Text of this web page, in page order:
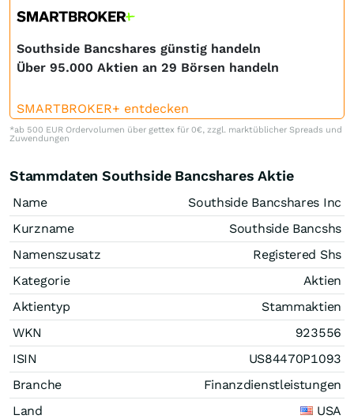
Southside Bancshares günstig handeln
Über 95.000 Aktien an 29 Börsen handeln
SMARTBROKER+ entdecken
*ab 500 EUR Ordervolumen über gettex für 0€, zzgl. marktüblicher Spreads und
Zuwendungen
Stammdaten Southside Bancshares Aktie
Name
Southside Bancshares Inc
Kurzname
Southside Bancshs
Namenszusatz
Registered Shs
Kategorie
Aktien
Aktientyp
Stammaktien
WKN
923556
ISIN
US84470P1093
Branche
Finanzdienstleistungen
Land
USA